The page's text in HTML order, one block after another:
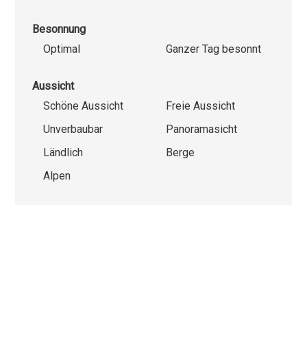
Besonnung
Optimal
Ganzer Tag besonnt
Aussicht
Schöne Aussicht
Freie Aussicht
Unverbaubar
Panoramasicht
Ländlich
Berge
Alpen